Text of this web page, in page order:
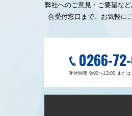
弊社へのご意見・ご要望な
合受付窓口まで、お気軽に
0266-
受付時間 9:00〜12:00 また